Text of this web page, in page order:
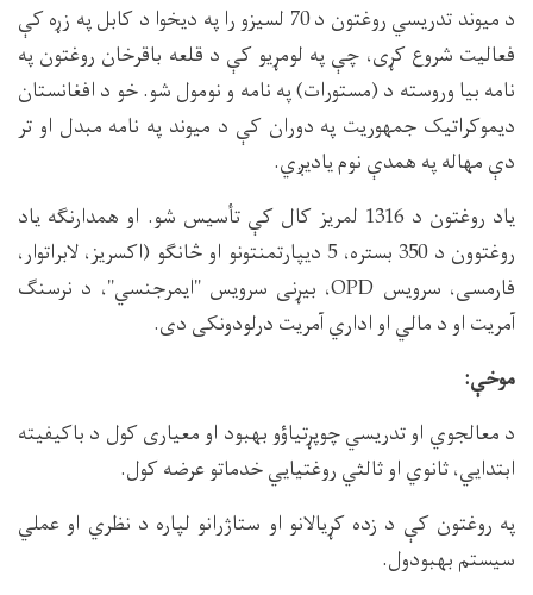
د میوند تدریسي روغتون د 70 لسیزو را په دیخوا د کابل په زړه کې
فعالیت شروع کړی، چې په لومړیو کې د قلعه باقرخان روغتون په
نامه بیا وروسته د (مستورات) په نامه و نومول شو. خو د افغانستان
دیموکراتیک جمهوریت په دوران کې د میوند په نامه مبدل او تر
دې مهاله په همدې نوم یادیږي.
یاد روغتون د 1316 لمریز کال کې تأسیس شو. او همدارنګه یاد
روغتوون د 350 بستره، 5 دیپارتمنتونو او څانګو (اکسریز، لابراتوار،
فارمسی، سرویس OPD، بیړنی سرویس "ایمرجنسي"، د نرسنګ
آمریت او د مالي او اداري آمریت درلودونکی دی.
موخې:
د معالجوي او تدریسي چوپړتیاؤو بهبود او معیاری کول د باکیفیته
ابتدایي، ثانوي او ثالثي روغتیایي خدماتو عرضه کول.
په روغتون کې د زده کړیالانو او ستاژرانو لپاره د نظري او عملي
سیستم بهبودول.